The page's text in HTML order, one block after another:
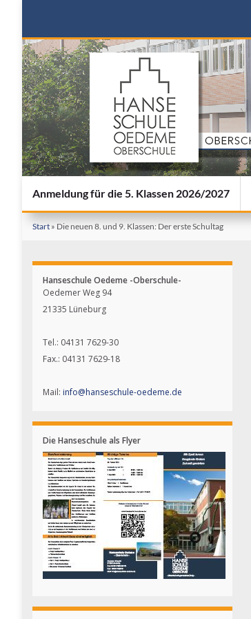
Anmeldung für die 5. Klassen 2026/2027
Start » Die neuen 8. und 9. Klassen: Der erste Schultag
Hanseschule Oedeme -Oberschule-
Oedemer Weg 94
21335 Lüneburg
Tel.: 04131 7629-30
Fax.: 04131 7629-18
Mail: info@hanseschule-oedeme.de
Die Hanseschule als Flyer